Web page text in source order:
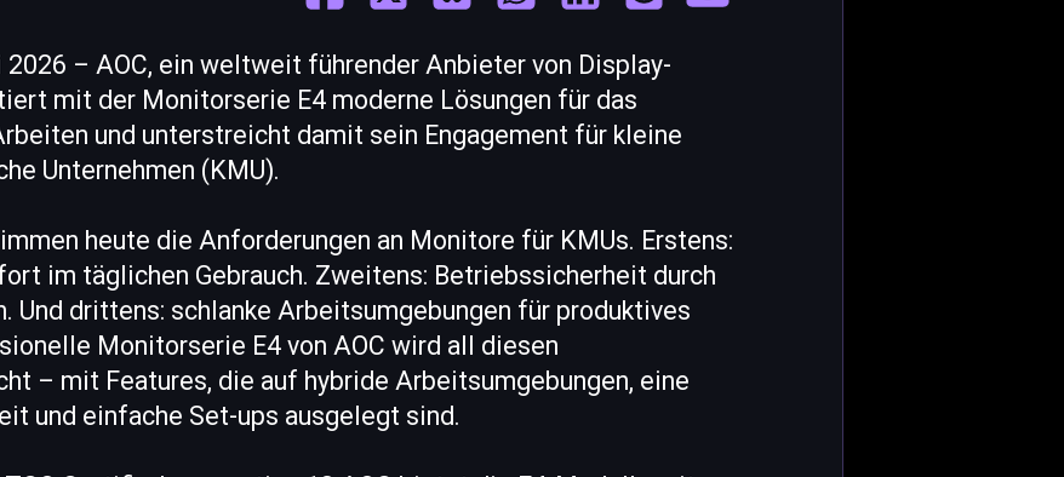
– AOC, ein weltweit führender Anbieter von Display-
mit der Monitorserie E4 moderne Lösungen für das
und unterstreicht damit sein Engagement für kleine
Unternehmen (KMU).
heute die Anforderungen an Monitore für KMUs. Erstens:
im täglichen Gebrauch. Zweitens: Betriebssicherheit durch
Und drittens: schlanke Arbeitsumgebungen für produktives
Monitorserie E4 von AOC wird all diesen
– mit Features, die auf hybride Arbeitsumgebungen, eine
und einfache Set-ups ausgelegt sind.